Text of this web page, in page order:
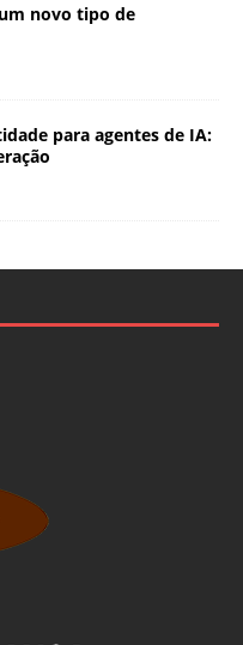
novo tipo de
para agentes de IA: